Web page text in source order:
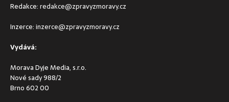
Redakce:redakce@zpravyzmoravy.cz
Inzerce:inzerce@zpravyzmoravy.cz
Vydává:
Morava Dyje Media, s.r.o.
Nové sady 988/2
Brno 602 00